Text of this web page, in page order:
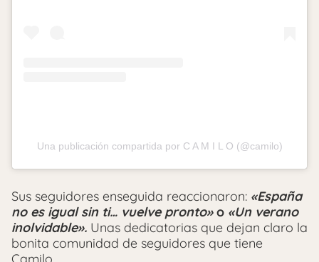
Una publicación compartida por C A M I L O (@camilo)
Sus seguidores enseguida reaccionaron: «España
no es igual sin ti… vuelve pronto»o «Un verano
inolvidable». Unas dedicatorias que dejan claro la
bonita comunidad de seguidores que tiene
Camilo.